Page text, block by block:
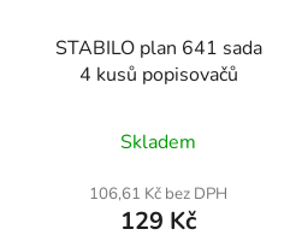
STABILO plan 641 sada
4 kusů popisovačů
Skladem
106,61 Kč bez DPH
129 Kč